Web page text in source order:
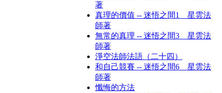
著
真理的價值 -- 迷悟之間1 星雲法
師著
無常的真理 -- 迷悟之間3 星雲法
師著
淨空法師法語（二十四）
和自己競賽 -- 迷悟之間6 星雲法
師著
懺悔的方法